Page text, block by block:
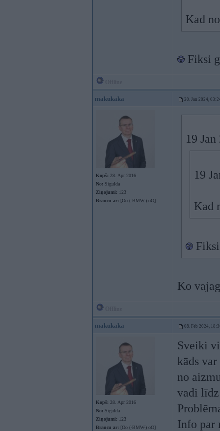
Kad
Fiksi
makukaka 20. Jan 2024,
Kopš: 28. Apr 2016
No: Sigulda
Ziņojumi: 123
Braucu ar: [Oo (-BMW-) oO]
19
19
Kad
Ko
makukaka 08. Feb 2024,
Kopš: 28. Apr 2016
No: Sigulda
Ziņojumi: 123
Braucu ar: [Oo (-BMW-) oO]
Sveiki
kāds
no
vadi līdz
Info par